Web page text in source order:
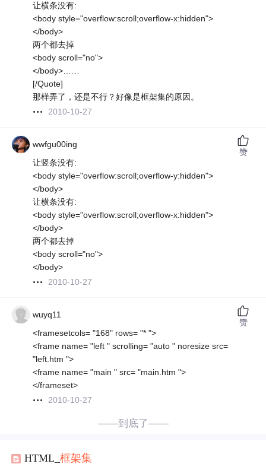
让横条没有:
<body style="overflow:scroll;overflow-x:hidden">
</body>
两个都去掉
<body scroll="no">
</body>……
[/Quote]
那样弄了，还是不行？好像是框架集的原因。
2010-10-27
wwfgu00ing
让竖条没有:
<body style="overflow:scroll;overflow-y:hidden">
</body>
让横条没有:
<body style="overflow:scroll;overflow-x:hidden">
</body>
两个都去掉
<body scroll="no">
</body>
2010-10-27
赞
wuyq11
<framesetcols= "168" rows= "* ">
<frame name= "left " scrolling= "auto " noresize src=
"left.htm ">
<frame name= "main " src= "main.htm ">
</frameset>
2010-10-27
赞
——到底了——
HTML_框架集